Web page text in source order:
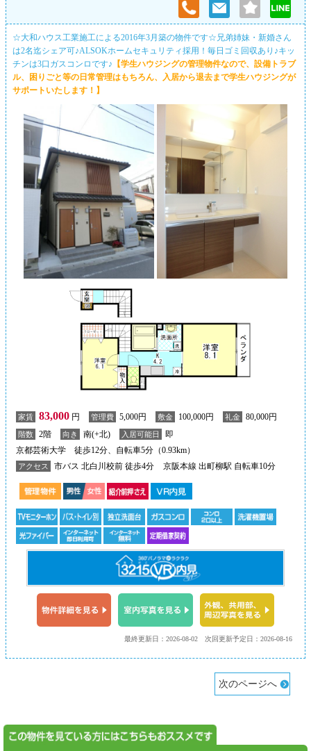
☆大和ハウス工業施工による2016年3月築の物件です☆兄弟姉妹・新婚さん
は2名迄シェア可♪ALSOKホームセキュリティ採用！毎日ゴミ回収あり♪キッ
チンは3口ガスコンロです♪ 【学生ハウジングの管理物件なので、設備トラブ
ル、困りごと等の日常管理はもちろん、入居から退去まで学生ハウジングが
サポートいたします！】
家賃 83,000 円 管理費 5,000円 敷金 100,000円 礼金 80,000円
階数 2階 向き 南(+北) 入居可能日
即
京都芸術大学 徒歩12分、自転車5分（0.93km）
アクセス 市バス 北白川校前 徒歩4分 京阪本線 出町柳駅 自転車10分
次回更新予定日：2026-08-16
最終更新日：2026-08-02
次のページへ